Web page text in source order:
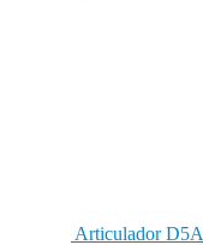
Articulador D5A